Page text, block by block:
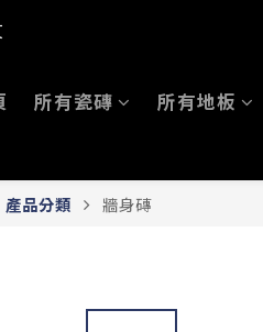
所有瓷磚 所有地板
產品分類 牆身磚